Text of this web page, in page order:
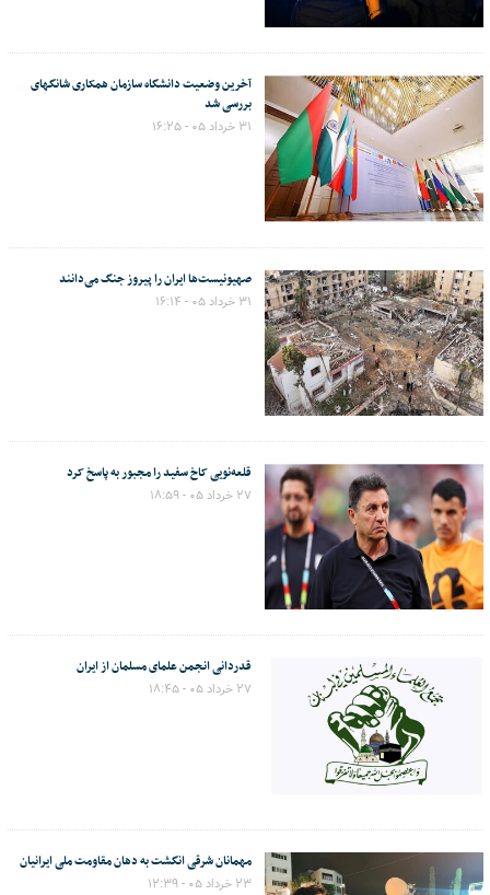
آخرین وضعیت دانشگاه سازمان همکاری شانگهای
بررسی شد
۳۱ خرداد ۰۵ - ۱۶:۲۵
صهیونیست‌ها ایران را پیروز جنگ می‌دانند
۳۱ خرداد ۰۵ - ۱۶:۱۴
قلعه‌نویی کاخ سفید را مجبور به پاسخ کرد
۲۷ خرداد ۰۵ - ۱۸:۵۹
قدردانی انجمن علمای مسلمان از ایران
۲۷ خرداد ۰۵ - ۱۸:۴۵
مهمانان شرقی انگشت به دهان مقاومت ملی ایرانیان
۲۳ خرداد ۰۵ - ۱۲:۳۹